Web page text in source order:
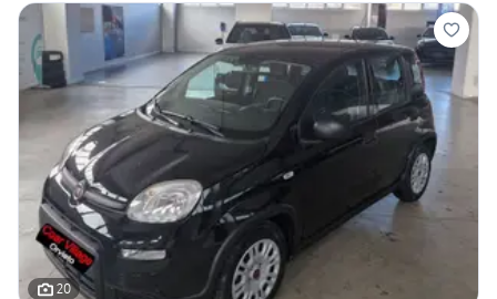
20